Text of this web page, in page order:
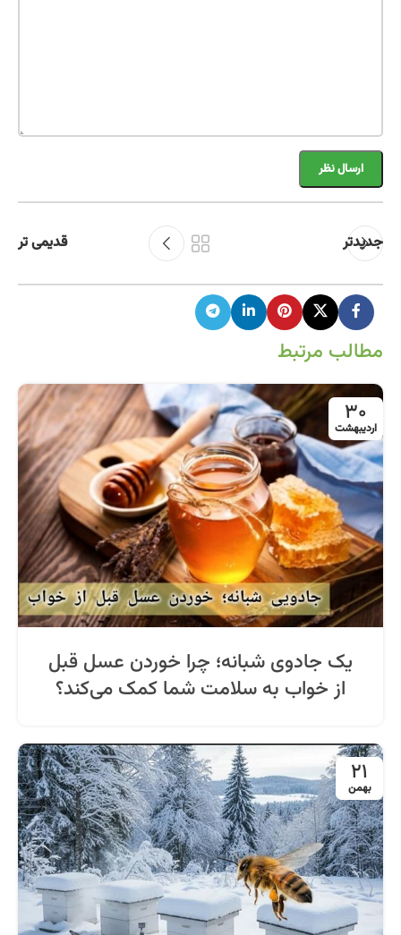
جدیدتر قدیمی تر
مطالب مرتبط
30
اردیبهشت
یک جادوی شبانه؛ چرا خوردن عسل قبل
از خواب به سلامت شما کمک می‌کند؟
21
بهمن